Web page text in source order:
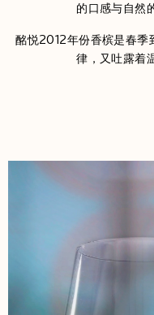
的口感与自然
酩悦2012年份香槟是春季
律，又吐露着